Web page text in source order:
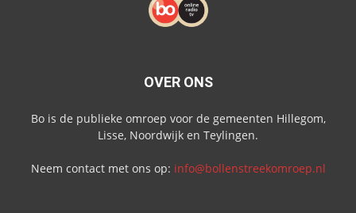
OVER ONS
Bo is de publieke omroep voor de gemeenten Hillegom,
Lisse, Noordwijk en Teylingen.
Neem contact met ons op: info@bollenstreekomroep.nl